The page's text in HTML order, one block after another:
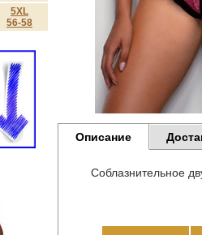
5XL
56-58
Описание
Соблазнительное